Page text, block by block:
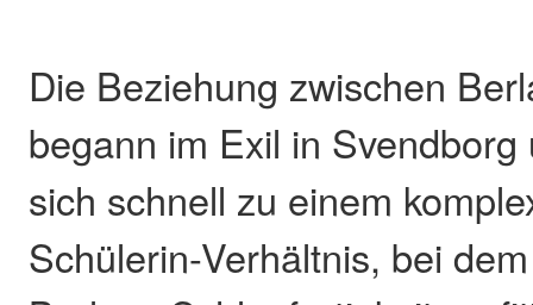
Die Beziehung zwischen
begann im Exil in
sich schnell zu einem
Schülerin-Verhältnis, bei